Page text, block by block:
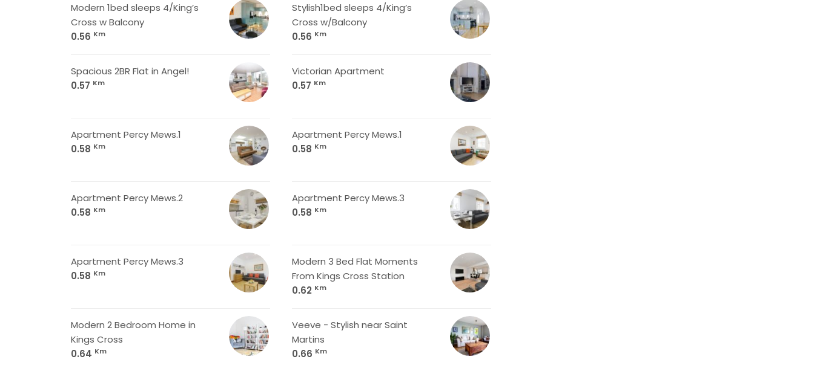
Modern 1bed sleeps 4/King’s
Cross w Balcony
0.56 Km
Stylish1bed sleeps 4/King’s
Cross w/Balcony
0.56 Km
Spacious 2BR Flat in Angel!
0.57 Km
Victorian Apartment
0.57 Km
Apartment Percy Mews.1
0.58 Km
Apartment Percy Mews.1
0.58 Km
Apartment Percy Mews.2
0.58 Km
Apartment Percy Mews.3
0.58 Km
Apartment Percy Mews.3
0.58 Km
Modern 3 Bed Flat Moments
From Kings Cross Station
0.62 Km
Modern 2 Bedroom Home in
Kings Cross
0.64 Km
Veeve - Stylish near Saint
Martins
0.66 Km